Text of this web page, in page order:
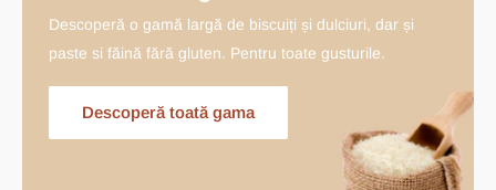
Descoperă o gamă largă de biscuiți și dulciuri, dar și
paste si făină fără gluten. Pentru toate gusturile.
Descoperă toată gama